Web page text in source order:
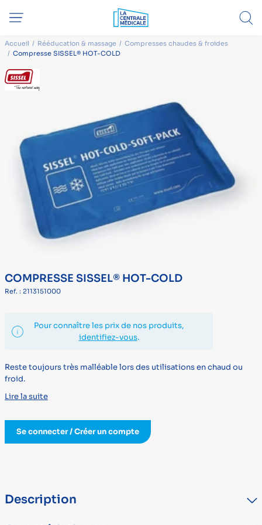
Accueil Rééducation & massage
Compresses chaudes & froides
Compresse SISSEL® HOT-COLD
COMPRESSE SISSEL® HOT-COLD
Ref. : 2113151000
Pour connaître les prix de nos produits,
identifiez-vous.
Reste toujours très malléable lors des utilisations en chaud ou
froid.
Lire la suite
Se connecter / Créer un compte
Description